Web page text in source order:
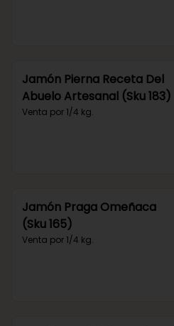
Jamón Pierna Receta Del
Abuelo Artesanal (Sku 183)
Venta por 1/4 kg.
Jamón Praga Omeñaca
(Sku 165)
Venta por 1/4 kg.